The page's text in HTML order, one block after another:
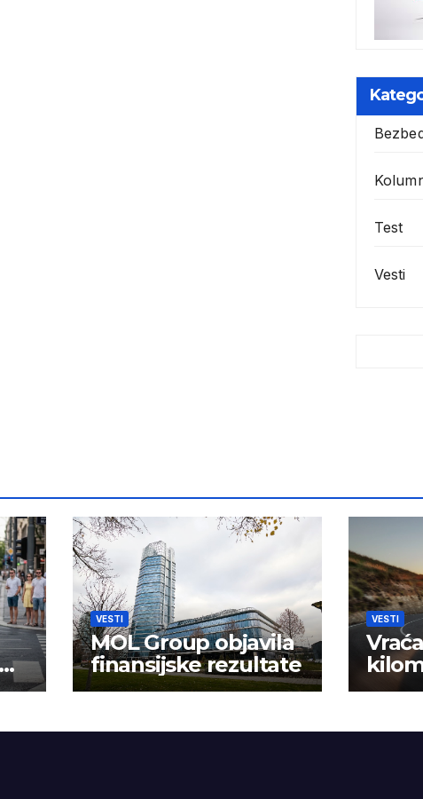
Test
Vesti
VESTI
MOL Group objavila
finansijske rezultate
VESTI